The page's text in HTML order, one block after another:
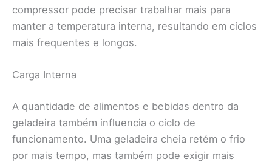
compressor pode precisar trabalhar mais para
manter a temperatura interna, resultando em ciclos
mais frequentes e longos.
Carga Interna
A quantidade de alimentos e bebidas dentro da
geladeira também influencia o ciclo de
funcionamento. Uma geladeira cheia retém o frio
por mais tempo, mas também pode exigir mais